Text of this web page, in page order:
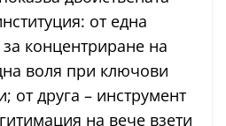
от една
за концентриране на
воля при ключови
от друга – инструмент
на вече взети